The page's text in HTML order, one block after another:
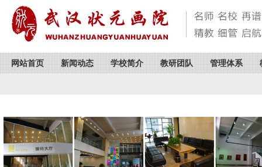
网站首页 新闻动态 学校简介 教研团队 管理体系